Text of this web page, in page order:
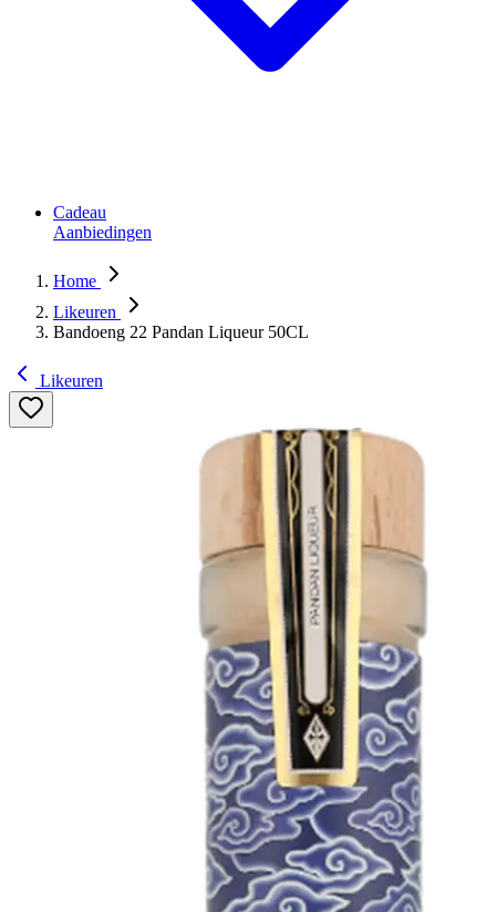
Cadeau
Aanbiedingen
Home
Likeuren
Bandoeng 22 Pandan Liqueur 50CL
Likeuren